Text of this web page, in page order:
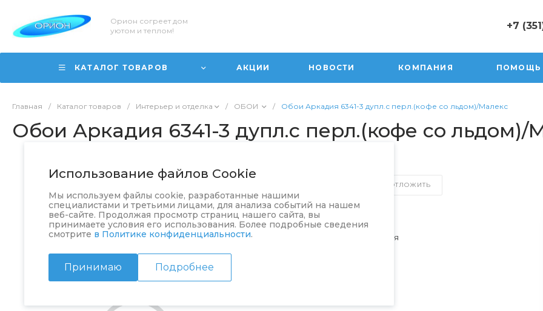
Орион согреет дом
уютом и теплом!
+7
+7 (351)
г.
Вск 10:00-
КАТАЛОГ ТОВАРОВ АКЦИИ НОВОСТИ КОМПАНИЯ ПОМОЩЬ
Главная / Каталог товаров / Интерьер и отделка / ОБОИ / Обои Аркадия 6341-3 дупл.с перл.(кофе со льдом)/Малекс
Обои Аркадия 6341-3 дупл.с перл.(кофе со льдом)/
Использование файлов Cookie
Мы используем файлы cookie, разработанные нашими
специалистами и третьими лицами, для анализа событий на нашем
веб-сайте. Продолжая просмотр страниц нашего сайта, вы
принимаете условия его использования. Более подробные сведения
смотрите в Политике конфиденциальности.
Принимаю Подробнее
ОТЛОЖИТЬ
Характеристики
Россия